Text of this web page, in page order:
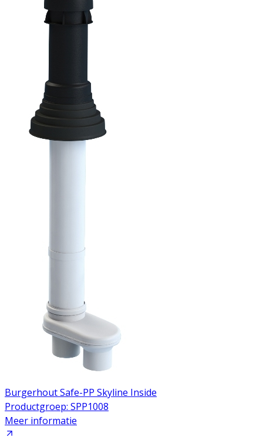
Burgerhout Safe-PP Skyline Inside
Productgroep: SPP1008
Meer informatie